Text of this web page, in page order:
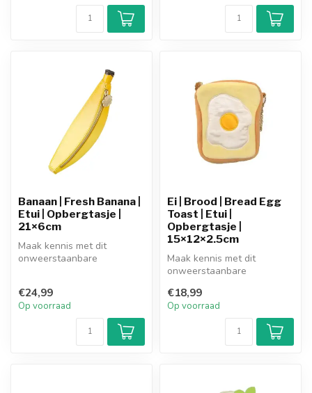
Banaan | Fresh Banana |
Etui | Opbergtasje |
21×6cm
Maak kennis met dit
onweerstaanbare
€24,99
Op voorraad
Ei | Brood | Bread Egg
Toast | Etui |
Opbergtasje |
15×12×2.5cm
Maak kennis met dit
onweerstaanbare
je favoriete snac...
€18,99
Op voorraad